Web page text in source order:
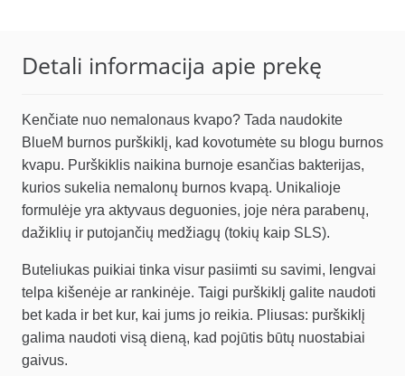
Detali informacija apie prekę
Kenčiate nuo nemalonaus kvapo? Tada naudokite
BlueM burnos purškiklį, kad kovotumėte su blogu burnos
kvapu. Purškiklis naikina burnoje esančias bakterijas,
kurios sukelia nemalonų burnos kvapą. Unikalioje
formulėje yra aktyvaus deguonies, joje nėra parabenų,
dažiklių ir putojančių medžiagų (tokių kaip SLS).
Buteliukas puikiai tinka visur pasiimti su savimi, lengvai
telpa kišenėje ar rankinėje. Taigi purškiklį galite naudoti
bet kada ir bet kur, kai jums jo reikia. Pliusas: purškiklį
galima naudoti visą dieną, kad pojūtis būtų nuostabiai
gaivus.